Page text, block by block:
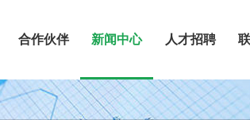
合作伙伴 新闻中心 人才招聘